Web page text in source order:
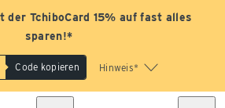
der TchiboCard 15% auf fast alles
sparen!*
Code kopieren Hinweis*